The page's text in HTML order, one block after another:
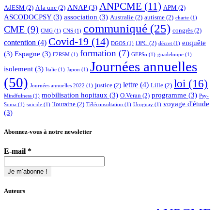
AdESM (2) A la une (2) ANAP(3) ANPCME (11) APM (2)
ASCODOCPSY(3) association (3) Australie (2) autisme (2) charte (1)
CME (9) CMG (1) CNS (1) communiqué (25) congrès (2)
contention (4) Covid-19 (14) DGOS (1) DPC (2) décret (1) enquête
(3) Espagne (3) F2RSM (1) formation (7) GEPSo (1) guadeloupe (1)
isolement (3) Italie (1) Japon (1) Journées annuelles
(50) Journées annuelles 2022 (1) justice (2) lettre (4) Lille (2) loi (16)
Mindfulness (1) mobilisation hopitaux (3) O.Veran (2) programme (3) Psy-
Soma (1) suicide (1) Touraine (2) Téléconsultation (1) Uruguay (1) voyage d'étude
(3)
Abonnez-vous à notre newsletter
E-mail *
Auteurs